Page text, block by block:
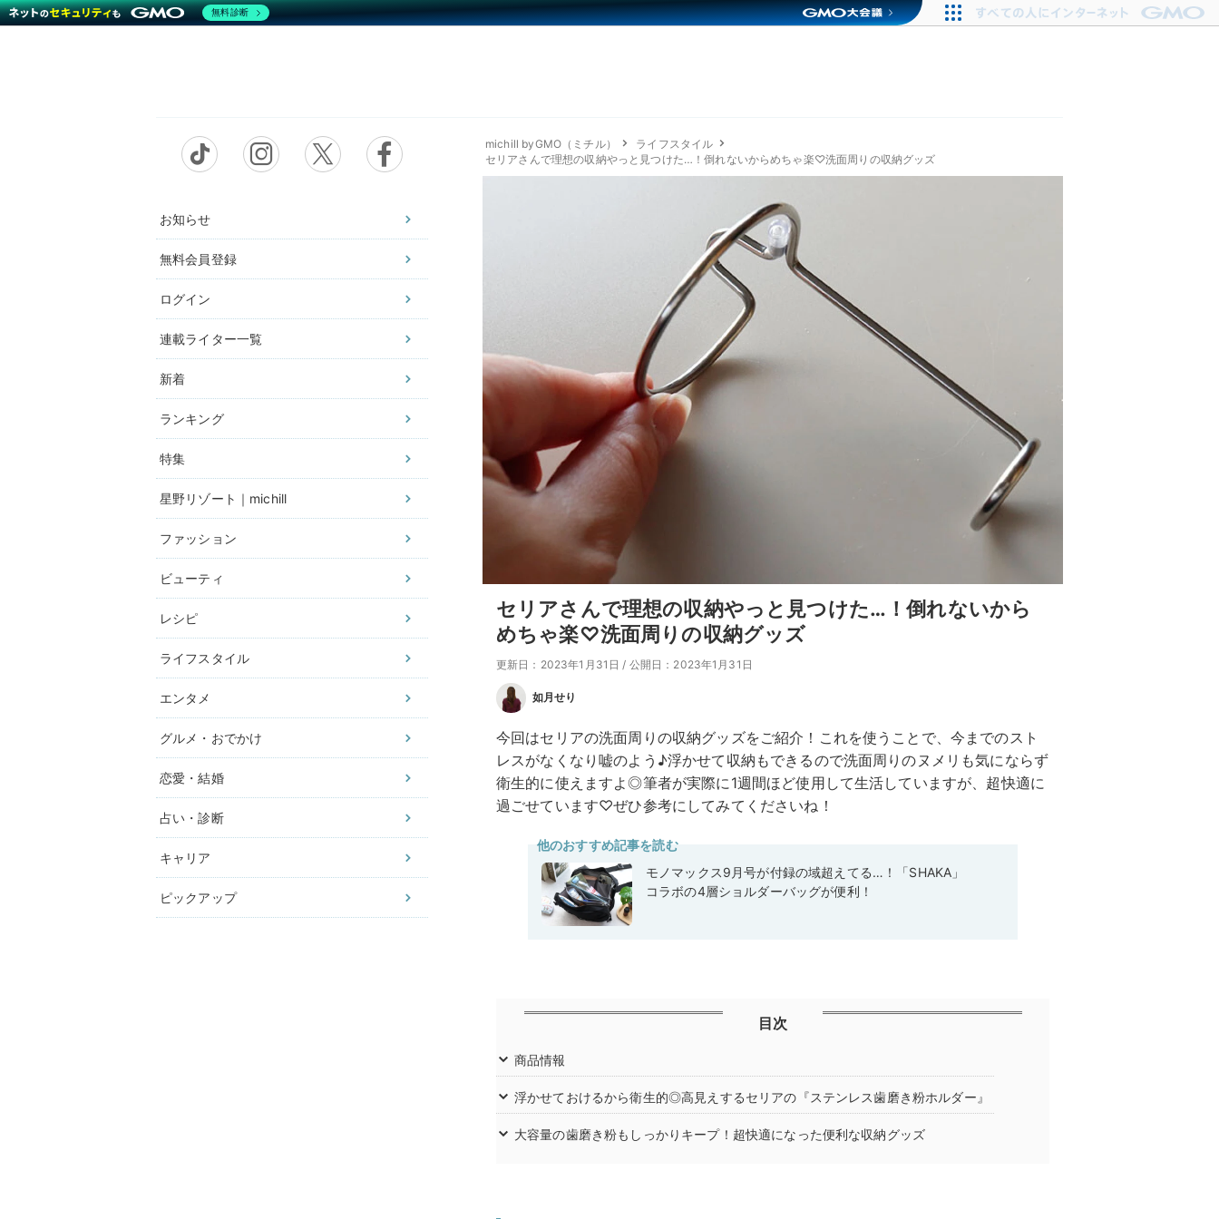
お知らせ
無料会員登録
ログイン
連載ライター一覧
新着
ランキング
特集
星野リゾート｜michill
ファッション
ビューティ
レシピ
ライフスタイル
エンタメ
グルメ・おでかけ
恋愛・結婚
占い・診断
キャリア
ピックアップ
michill byGMO（ミチル）
ライフスタイル
セリアさんで理想の収納やっと見つけた…！倒れないからめちゃ楽♡洗面周りの収納グッズ
セリアさんで理想の収納やっと見つけた…！倒れないから
めちゃ楽♡洗面周りの収納グッズ
更新日：2023年1月31日 / 公開日：2023年1月31日
如月せり
今回はセリアの洗面周りの収納グッズをご紹介！これを使うことで、今までのスト
レスがなくなり嘘のよう♪浮かせて収納もできるので洗面周りのヌメリも気にならず
衛生的に使えますよ◎筆者が実際に1週間ほど使用して生活していますが、超快適に
過ごせています♡ぜひ参考にしてみてくださいね！
他のおすすめ記事を読む
モノマックス9月号が付録の域超えてる…！「SHAKA」
コラボの4層ショルダーバッグが便利！
目次
商品情報
浮かせておけるから衛生的◎高見えするセリアの『ステンレス歯磨き粉ホルダー』
大容量の歯磨き粉もしっかりキープ！超快適になった便利な収納グッズ
無料診断